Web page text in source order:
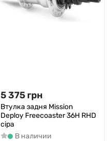
5 375 грн
Втулка задня Mission
Deploy Freecoaster 36H RHD
сіра
В наличии